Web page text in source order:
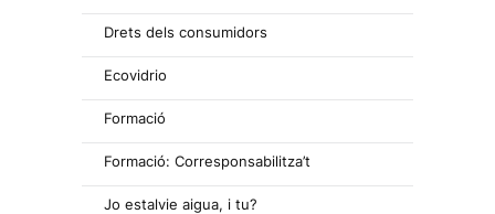
Drets dels consumidors
Ecovidrio
Formació
Formació: Corresponsabilitza’t
Jo estalvie aigua, i tu?